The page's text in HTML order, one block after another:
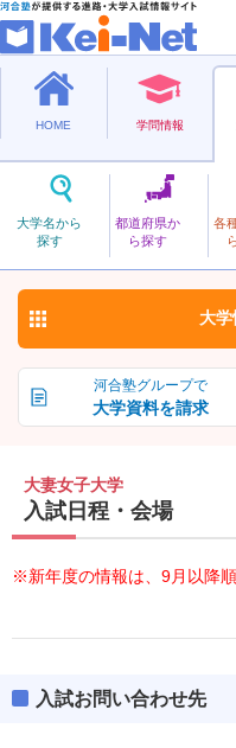
HOME 学問情報
大学名から
探す
都道府県か
ら探す
各
私立
おおつまじょし
大妻女子
河合塾グループで
大学資料を請求
大学
大妻女子大学
入試日程・会場
※新年度の情報は、9月以降順
入試お問い合わせ先